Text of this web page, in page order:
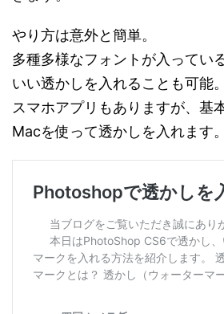
やり方は意外と簡単。
多種多様なフォントが入ってい
いい透かしを入れることも可能。
スマホアプリもありますが、基
Macを使って透かしを入れます。